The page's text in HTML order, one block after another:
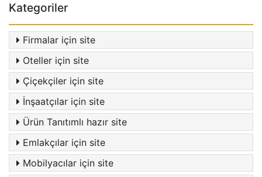
Kategoriler
Firmalar için site
Oteller için site
Çiçekçiler için site
İnşaatçılar için site
Ürün Tanıtımlı hazır site
Emlakçılar için site
Mobilyacılar için site